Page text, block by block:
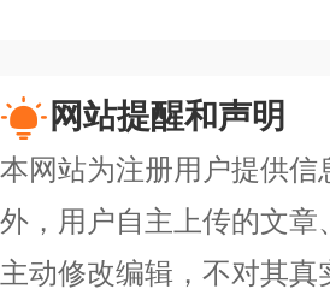
网站提醒和声明
本网站为注册用户提供
外，用户自主上传的文
主动修改编辑，不对其